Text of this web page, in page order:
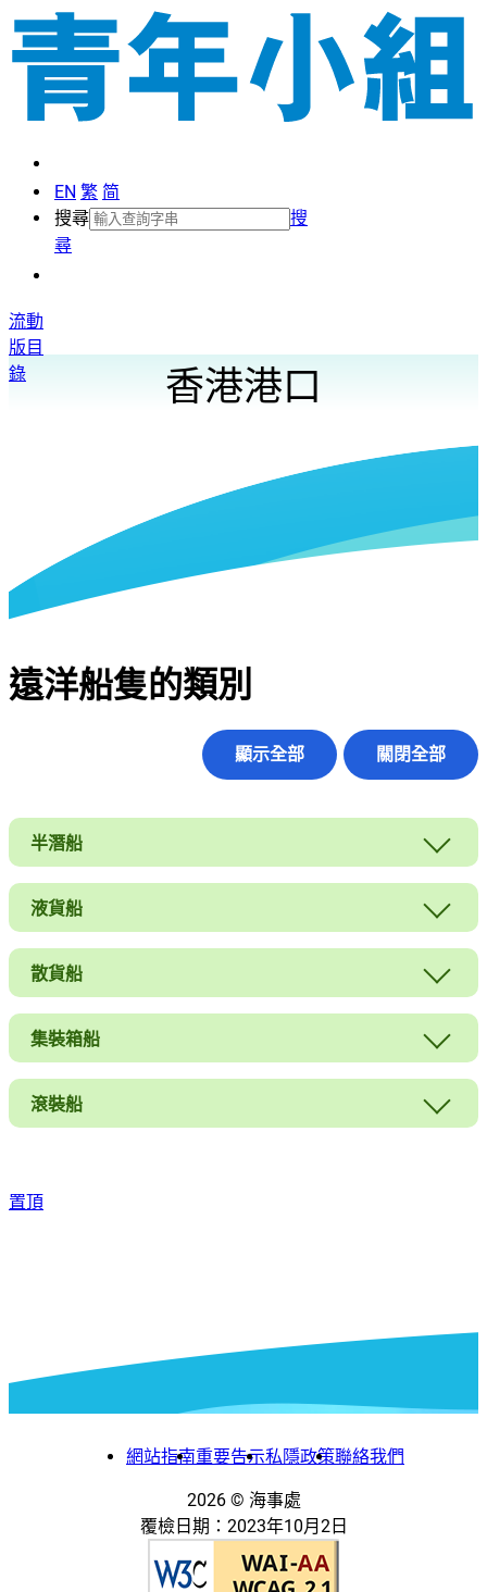
EN 繁 简
搜尋
搜
尋
流動
版目
錄
香港港口
遠洋船隻的類別
顯示全部 關閉全部
半潛船
液貨船
散貨船
集裝箱船
滾裝船
置頂
網站指南重要告示私隱政策聯絡我們
2026© 海事處
覆檢日期： 2023年10月2日